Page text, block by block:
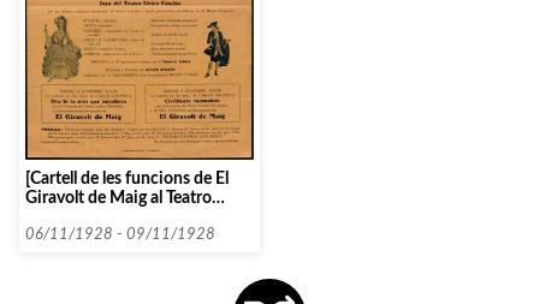
[Cartell de les funcions de El
Giravolt de Maig al Teatro
06/11/1928 - 09/11/1928